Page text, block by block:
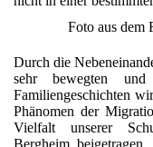
Foto aus dem
Durch die
sehr bewegten
Familiengeschichten
Phänomen der
Vielfalt unserer
Bergheim